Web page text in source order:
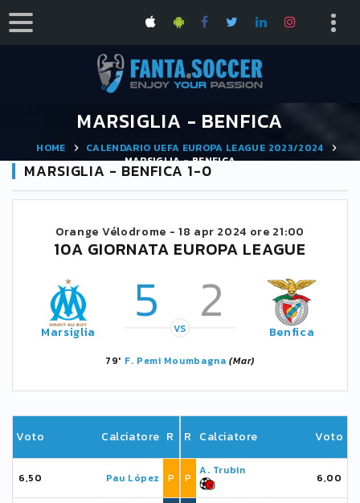
MARSIGLIA - BENFICA
HOME
CALENDARIO UEFA EUROPA LEAGUE 2023/2024
MARSIGLIA - BENFICA
MARSIGLIA - BENFICA 1-0
Orange Vélodrome -18 apr 2024 ore 21:00
10A GIORNATA EUROPA LEAGUE
Marsiglia 5 2
VS Benfica
79' F. Pemi Moumbagna (Mar)
Voto Calciatore R
6,50 Pau López P
R Calciatore Voto
P
A. Trubin
6,00